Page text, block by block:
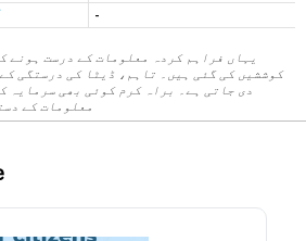
-
یہاں فراہم کردہ معلومات کے درست ہونے
کوششیں کی گئی ہیں۔ تاہم، ڈیٹا کی درستگی
دی جاتی ہے۔ براہ کرم کوئی بھی سرمایہ
معلومات کے